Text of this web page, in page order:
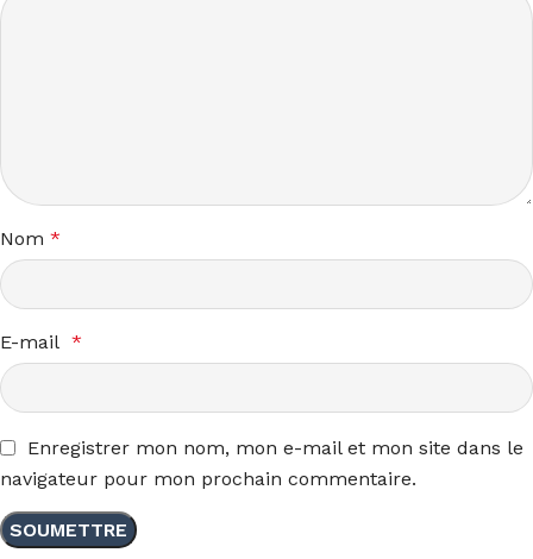
Nom *
E-mail *
Enregistrer mon nom, mon e-mail et mon site dans le
navigateur pour mon prochain commentaire.